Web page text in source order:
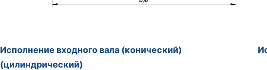
Исполнение входного вала (конический)
(цилиндрический)